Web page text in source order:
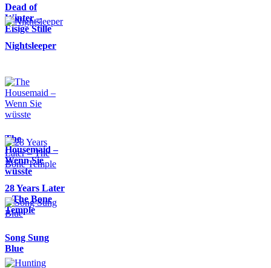
Dead of
Winter –
Eisige Stille
Nightsleeper
The
Housemaid –
Wenn Sie
wüsste
28 Years Later
– The Bone
Temple
Song Sung
Blue